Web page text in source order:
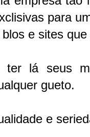
para
e sites
ter lá seus
gueto.
e